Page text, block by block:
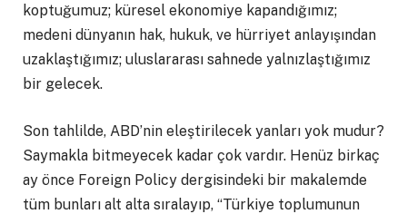
koptuğumuz; küresel ekonomiye kapandığımız;
medeni dünyanın hak, hukuk, ve hürriyet anlayışından
uzaklaştığımız; uluslararası sahnede yalnızlaştığımız
bir gelecek.
Son tahlilde, ABD’nin eleştirilecek yanları yok mudur?
Saymakla bitmeyecek kadar çok vardır. Henüz birkaç
ay önce Foreign Policy dergisindeki bir makalemde
tüm bunları alt alta sıralayıp, “Türkiye toplumunun